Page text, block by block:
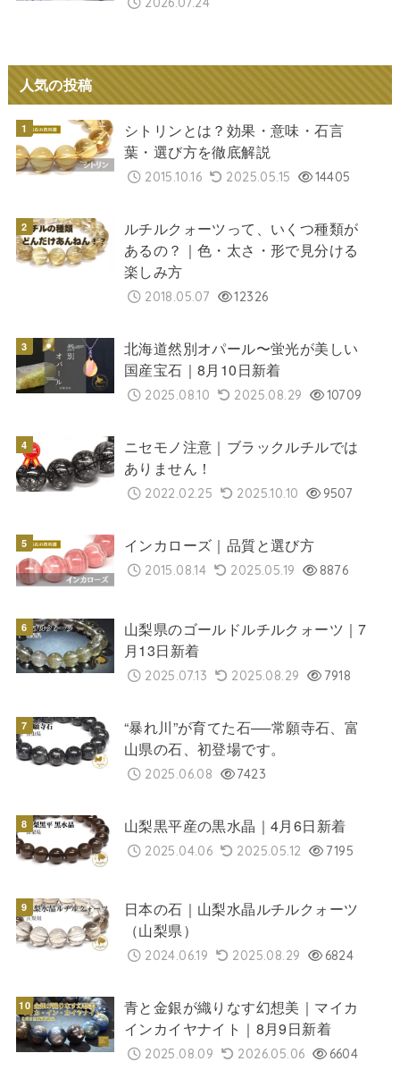
人気の投稿
シトリンとは？効果・意味・石言
葉・選び方を徹底解説
2015.10.16 2025.05.15 14405
ルチルクォーツって、いくつ種類が
あるの？｜色・太さ・形で見分ける
楽しみ方
2018.05.07 12326
北海道然別オパール〜蛍光が美しい
国産宝石｜8月10日新着
2025.08.10 2025.08.29 10709
ニセモノ注意｜ブラックルチルでは
ありません！
2022.02.25 2025.10.10 9507
インカローズ｜品質と選び方
2015.08.14 2025.05.19 8876
山梨県のゴールドルチルクォーツ｜7
月13日新着
2025.07.13 2025.08.29 7918
“暴れ川”が育てた石──常願寺石、富
山県の石、初登場です。
2025.06.08 7423
山梨黒平産の黒水晶｜4月6日新着
2025.04.06 2025.05.12 7195
日本の石｜山梨水晶ルチルクォーツ
（山梨県）
2024.06.19 2025.08.29 6824
青と金銀が織りなす幻想美｜マイカ
インカイヤナイト｜8月9日新着
2025.08.09 2026.05.06 6604